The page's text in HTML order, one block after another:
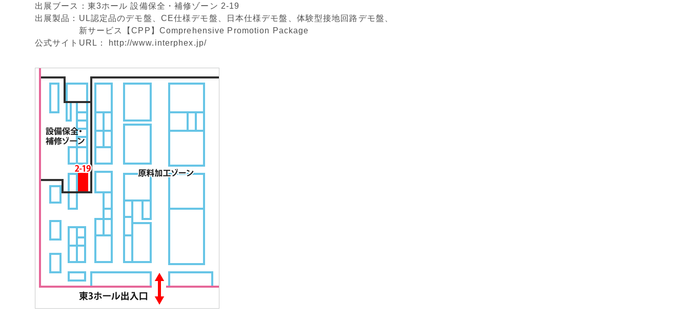
出展ブース：東3ホール 設備保全・補修ゾーン 2-19
出展製品：UL認定品のデモ盤、CE仕様デモ盤、日本仕様デモ盤、体験型接地回路デモ盤、
新サービス【CPP】Comprehensive Promotion Package
公式サイトURL：
http://www.interphex.jp/